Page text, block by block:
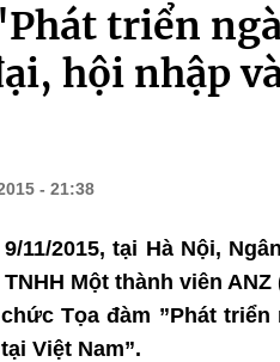
triển
hội nhập
- 21:38
11/2015, tại Hà Nội,
Một thành viên
Tọa đàm ”Phát
Việt Nam”.